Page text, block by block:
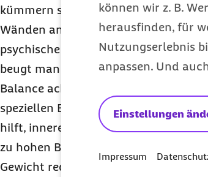
können wir z. B.
herausfinden, für
Nutzungserlebnis
anpassen. Und
Einstellungen
Impressum
kümmern sich neben ihrem Beruf
Wänden anfällt. Das bedeutet
psychische Belastung“, so
beugt man einem Herzinfarkt vor,
Balance achtet. Das gelingt
speziellen Entspannungstechniken.
hilft, innere Anspannung und Unruhe
zu hohen Blutdruck oder zu hohe
Gewicht reduzieren. Auch eine